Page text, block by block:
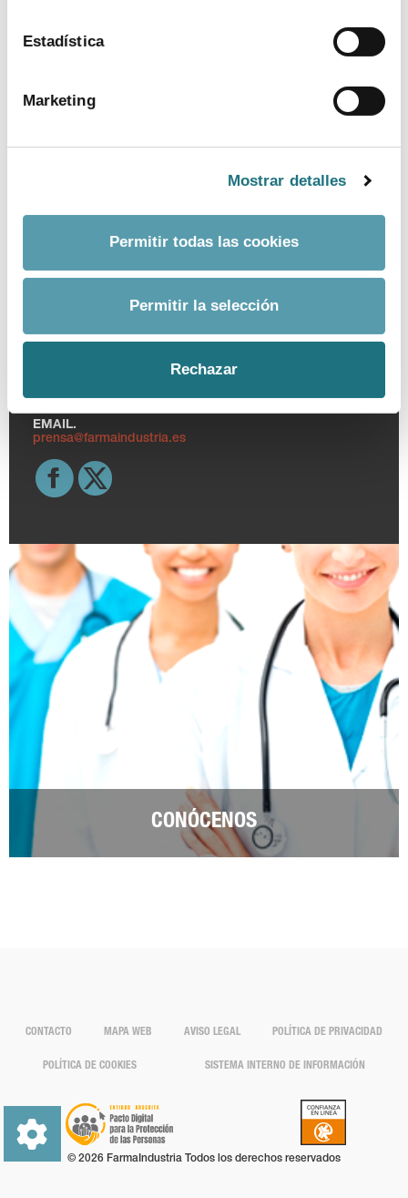
Estadística
Marketing
Mostrar detalles
Permitir todas las cookies
Permitir la selección
Rechazar
BANCO DE IMÁGENES
915 159 350
EMAIL.
prensa@farmaindustria.es
CONÓCENOS
CONTACTO MAPA WEB AVISO LEGAL POLÍTICA DE PRIVACIDAD
POLÍTICA DE COOKIES SISTEMA INTERNO DE INFORMACIÓN
© 2026 FarmaIndustria Todos los derechos reservados